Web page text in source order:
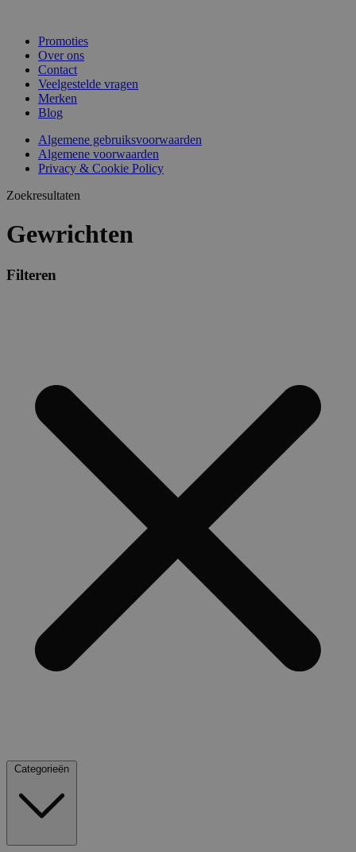
Promoties
Over ons
Contact
Veelgestelde vragen
Merken
Blog
Algemene gebruiksvoorwaarden
Algemene voorwaarden
Privacy & Cookie Policy
Zoekresultaten
Gewrichten
Filteren
Categorieën